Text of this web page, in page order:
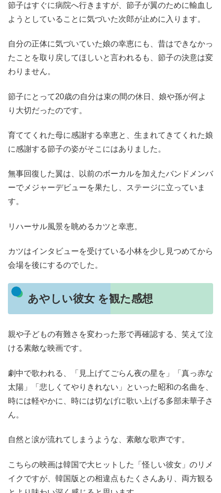
節子はすぐに病院へ行きますが、節子が翼のために輸血し
ようとしていることに気づいた次郎が止めに入ります。
自分の正体に気づいていた娘の幸恵にも、昔はできなかっ
たことを取り戻してほしいと言われるも、節子の決意は変
わりません。
節子にとって20歳の自分は束の間の休日、娘や孫が何よ
り大切だったのです。
育ててくれた母に感謝する幸恵と、生まれてきてくれた娘
に感謝する節子の姿がそこにはありました。
無事回復した翼は、以前のボーカルを加えたバンドメンバ
ーでメジャーデビューを果たし、ステージに立っていま
す。
リハーサル風景を眺めるカツと幸恵。
カツはインタビューを受けている小林を少し見つめてから
会場を後にするのでした。
あやしい彼女 を観た感想
親や子どもの有難さを変わった形で再確認する、笑えて泣
ける素敵な映画です。
劇中で歌われる、「見上げてごらん夜の星を」「真っ赤な
太陽」「悲しくてやりきれない」といった昭和の名曲を、
時には軽やかに、時には切なげに歌い上げる多部未華子さ
ん。
自然と涙が流れてしまうような、素敵な歌声です。
こちらの映画は韓国で大ヒットした「怪しい彼女」のリメ
イクですが、韓国版との相違点もたくさんあり、両方観る